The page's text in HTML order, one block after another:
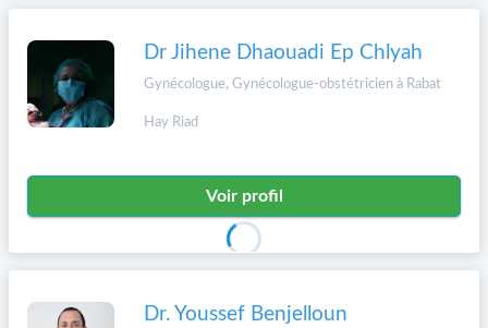
Dr Jihene Dhaouadi Ep Chlyah
Gynécologue, Gynécologue-obstétricien à Rabat
Hay Riad
Voir profil
Dr. Youssef Benjelloun